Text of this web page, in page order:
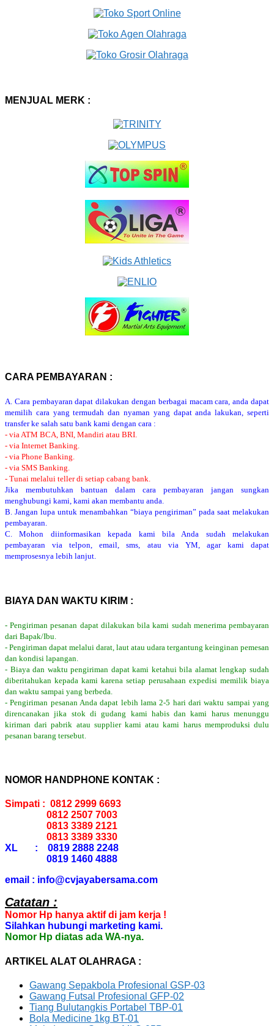
MENJUAL MERK :
CARA PEMBAYARAN :
A. Cara pembayaran dapat dilakukan dengan berbagai macam cara, anda dapat
memilih cara yang termudah dan nyaman yang dapat anda lakukan, seperti
transfer ke salah satu bank kami dengan cara :
- via ATM BCA, BNI, Mandiri atau BRI.
- via Internet Banking.
- via Phone Banking.
- via SMS Banking.
- Tunai melalui teller di setiap cabang bank.
Jika membutuhkan bantuan dalam cara pembayaran jangan sungkan
menghubungi kami, kami akan membantu anda.
B. Jangan lupa untuk menambahkan “biaya pengiriman” pada saat melakukan
pembayaran.
C. Mohon diinformasikan kepada kami bila Anda sudah melakukan
pembayaran via telpon, email, sms, atau via YM, agar kami dapat
memprosesnya lebih lanjut.
BIAYA DAN WAKTU KIRIM :
- Pengiriman pesanan dapat dilakukan bila kami sudah menerima pembayaran
dari Bapak/Ibu.
- Pengiriman dapat melalui darat, laut atau udara tergantung keinginan pemesan
dan kondisi lapangan.
- Biaya dan waktu pengiriman dapat kami ketahui bila alamat lengkap sudah
diberitahukan kepada kami karena setiap perusahaan expedisi memilik biaya
dan waktu sampai yang berbeda.
- Pengiriman pesanan Anda dapat lebih lama 2-5 hari dari waktu sampai yang
direncanakan jika stok di gudang kami habis dan kami harus menunggu
kiriman dari pabrik atau supplier kami atau kami harus memproduksi dulu
pesanan barang tersebut.
NOMOR HANDPHONE KONTAK :
Simpati : 0812 2999 6693
0812 2507 7003
0813 3389 2121
0813 3389 3330
XL : 0819 2888 2248
0819 1460 4888
email : info@cvjayabersama.com
Catatan :
Nomor Hp hanya aktif di jam kerja !
Silahkan hubungi marketing kami.
Nomor Hp diatas ada WA-nya.
ARTIKEL ALAT OLAHRAGA :
Gawang Sepakbola Profesional GSP-03
Gawang Futsal Profesional GFP-02
Tiang Bulutangkis Portabel TBP-01
Bola Medicine 1kg BT-01